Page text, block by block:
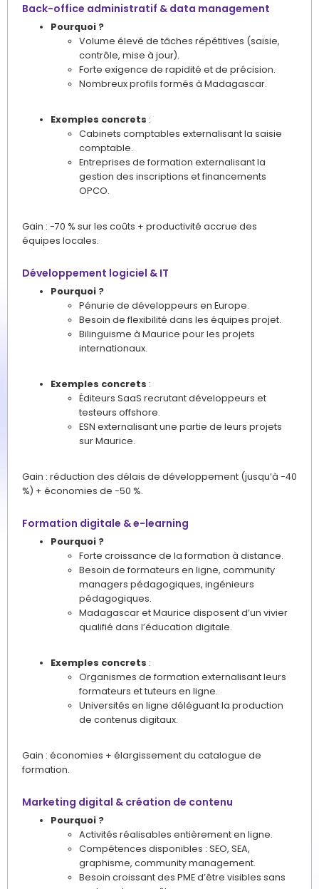
Back-office administratif & data management
Pourquoi ?
Volume élevé de tâches répétitives (saisie,
contrôle, mise à jour).
Forte exigence de rapidité et de précision.
Nombreux profils formés à Madagascar.
Exemples concrets :
Cabinets comptables externalisant la saisie
comptable.
Entreprises de formation externalisant la
gestion des inscriptions et financements
OPCO.
Gain : -70 % sur les coûts + productivité accrue des
équipes locales.
Développement logiciel & IT
Pourquoi ?
Pénurie de développeurs en Europe.
Besoin de flexibilité dans les équipes projet.
Bilinguisme à Maurice pour les projets
internationaux.
Exemples concrets :
Éditeurs SaaS recrutant développeurs et
testeurs offshore.
ESN externalisant une partie de leurs projets
sur Maurice.
Gain : réduction des délais de développement (jusqu’à -40
%) + économies de -50 %.
Formation digitale & e-learning
Pourquoi ?
Forte croissance de la formation à distance.
Besoin de formateurs en ligne, community
managers pédagogiques, ingénieurs
pédagogiques.
Madagascar et Maurice disposent d’un vivier
qualifié dans l’éducation digitale.
Exemples concrets :
Organismes de formation externalisant leurs
formateurs et tuteurs en ligne.
Universités en ligne déléguant la production
de contenus digitaux.
Gain : économies + élargissement du catalogue de
formation.
Marketing digital & création de contenu
Pourquoi ?
Activités réalisables entièrement en ligne.
Compétences disponibles : SEO, SEA,
graphisme, community management.
Besoin croissant des PME d’être visibles sans